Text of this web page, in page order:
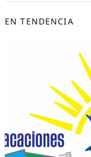
EN TENDENCIA